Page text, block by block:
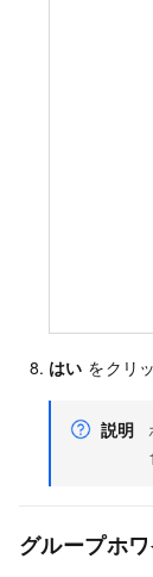
はい をクリ
説明
グループホ